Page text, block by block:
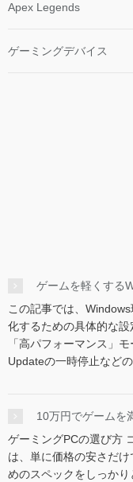
Apex Legends
ゲーミングデバイス
ゲームを軽くする
この記事では、
化するための具体的な
「高パフォーマンス」
Updateの一時停止など
10万円でゲームを
ゲーミングPCの選び方
は、単に価格の安さだ
めのスペックをしっか